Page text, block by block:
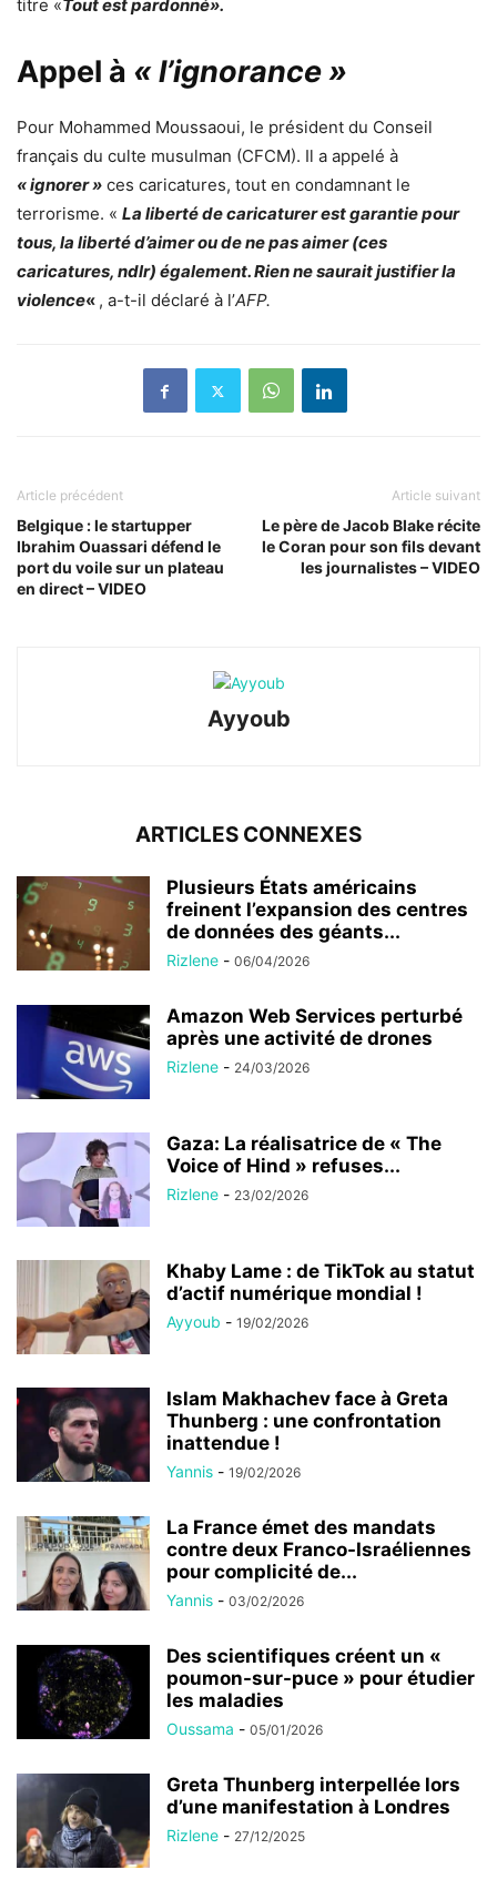
titre «Tout est pardonné».
Appel à « l’ignorance »
Pour Mohammed Moussaoui, le président du Conseil
français du culte musulman (CFCM). Il a appelé à
« ignorer » ces caricatures, tout en condamnant le
terrorisme. « La liberté de caricaturer est garantie pour
tous, la liberté d’aimer ou de ne pas aimer (ces
caricatures, ndlr) également. Rien ne saurait justifier la
violence« , a-t-il déclaré à l’AFP.
Article précédent
Belgique : le startupper
Ibrahim Ouassari défend le
port du voile sur un plateau
en direct – VIDEO
Article suivant
Le père de Jacob Blake récite
le Coran pour son fils devant
les journalistes – VIDEO
Ayyoub
ARTICLES CONNEXES
Plusieurs États américains
freinent l’expansion des centres
de données des géants...
Rizlene - 06/04/2026
Amazon Web Services perturbé
après une activité de drones
Rizlene - 24/03/2026
Gaza: La réalisatrice de « The
Voice of Hind » refuses...
Rizlene - 23/02/2026
Khaby Lame : de TikTok au statut
d’actif numérique mondial !
Ayyoub - 19/02/2026
Islam Makhachev face à Greta
Thunberg : une confrontation
inattendue !
Yannis - 19/02/2026
La France émet des mandats
contre deux Franco-Israéliennes
pour complicité de...
Yannis - 03/02/2026
Des scientifiques créent un «
poumon-sur-puce » pour étudier
les maladies
Oussama - 05/01/2026
Greta Thunberg interpellée lors
d’une manifestation à Londres
Rizlene - 27/12/2025